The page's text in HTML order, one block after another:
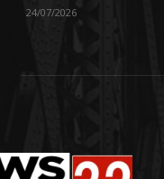
24/07/2026